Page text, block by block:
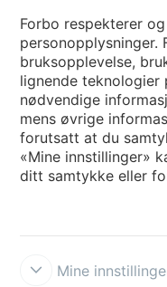
My Forbo
INFORMASJON COVID-19
Support -
Forbo respekterer
personopplysninger.
bruksopplevelse,
lignende teknologier
nødvendige
mens øvrige
forutsatt at du
«Mine innstillinger»
ditt samtykke eller
Mine